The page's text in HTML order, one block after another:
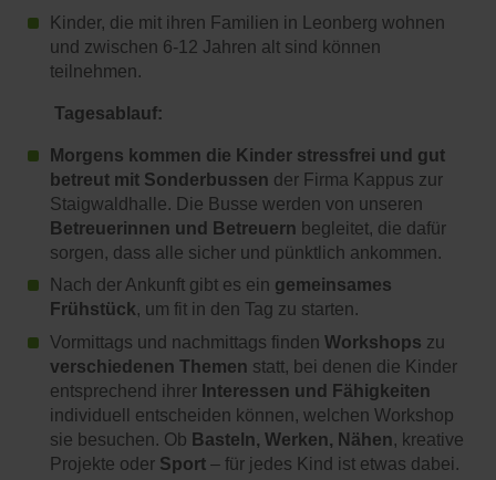
Kinder, die mit ihren Familien in Leonberg wohnen
und zwischen 6-12 Jahren alt sind können
teilnehmen.
Tagesablauf:
Morgens kommen die Kinder stressfrei und gut
betreut mit Sonderbussen der Firma Kappus zur
Staigwaldhalle. Die Busse werden von unseren
Betreuerinnen und Betreuern begleitet, die dafür
sorgen, dass alle sicher und pünktlich ankommen.
Nach der Ankunft gibt es ein gemeinsames
Frühstück, um fit in den Tag zu starten.
Vormittags und nachmittags finden Workshops zu
verschiedenen Themen statt, bei denen die Kinder
entsprechend ihrer Interessen und Fähigkeiten
individuell entscheiden können, welchen Workshop
sie besuchen. Ob Basteln, Werken, Nähen, kreative
Projekte oder Sport – für jedes Kind ist etwas dabei.